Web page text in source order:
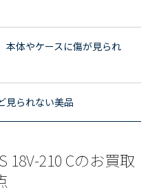
本体やケースに傷が見られ
見られない美品
18V-210 Cのお買取